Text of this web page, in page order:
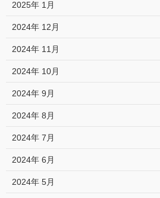
2025年 1月
2024年 12月
2024年 11月
2024年 10月
2024年 9月
2024年 8月
2024年 7月
2024年 6月
2024年 5月